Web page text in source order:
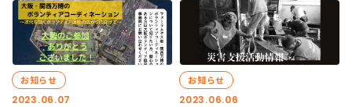
2023.06.07
お知らせ
2023.06.06
お知らせ